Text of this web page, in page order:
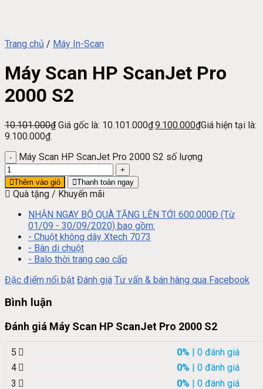
Trang chủ / Máy In-Scan
Máy Scan HP ScanJet Pro
2000 S2
10.101.000₫ Giá gốc là: 10.101.000₫.9.100.000₫Giá hiện tại là:
9.100.000₫.
Máy Scan HP ScanJet Pro 2000 S2 số lượng
Thêm vào giỏ Thanh toán ngay
Quà tặng / Khuyến mãi
NHẬN NGAY BỘ QUÀ TẶNG LÊN TỚI 600.000Đ (Từ
01/09 - 30/09/2020) bao gồm:
- Chuột không dây Xtech 7073
- Bàn di chuột
- Balo thời trang cao cấp
Đặc điểm nổi bật Đánh giá Tư vấn & bán hàng qua Facebook
Bình luận
Đánh giá Máy Scan HP ScanJet Pro 2000 S2
5 0% | 0 đánh giá
4
0% | 0 đánh giá
3
0% | 0 đánh giá